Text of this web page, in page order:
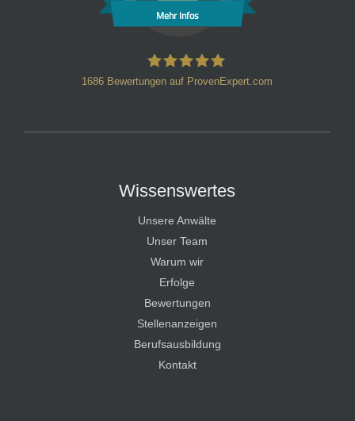
Mehr Infos
1686 Bewertungen auf ProvenExpert.com
Wissenswertes
Unsere Anwälte
Unser Team
Warum wir
Erfolge
Bewertungen
Stellenanzeigen
Berufsausbildung
Kontakt